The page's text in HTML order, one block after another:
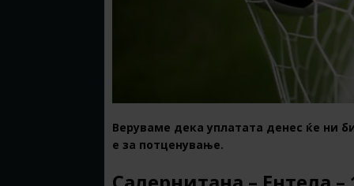
Веруваме дека уплатата денес ќе ни
е за потценување.